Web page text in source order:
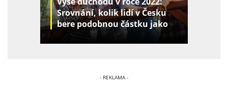
Srovnání, kolik lidí v Česku
bere podobnou částku jako